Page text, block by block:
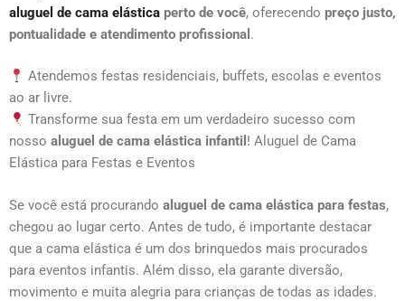
aluguel de cama elástica perto de você, oferecendo preço justo,
pontualidade e atendimento profissional .
Atendemos festas residenciais, buffets, escolas e eventos
ao ar livre.
Transforme sua festa em um verdadeiro sucesso com
nosso aluguel de cama elástica infantil ! Aluguel de Cama
Elástica para Festas e Eventos
Se você está procurando aluguel de cama elástica para festas,
chegou ao lugar certo. Antes de tudo, é importante destacar
que a cama elástica é um dos brinquedos mais procurados
para eventos infantis. Além disso, ela garante diversão,
movimento e muita alegria para crianças de todas as idades.